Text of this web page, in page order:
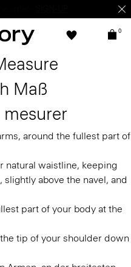
0
Maß
around the fullest part of
natural waistline, keeping
above the navel, and
part of your body at the
tip of your shoulder down